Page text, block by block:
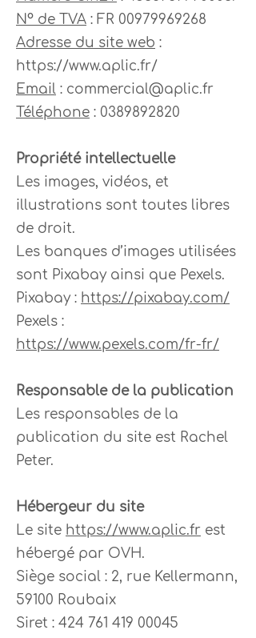
N° de TVA : FR 00979969268
Adresse du site web :
https://www.aplic.fr/
Email : commercial@aplic.fr
Téléphone : 0389892820
Propriété intellectuelle
Les images, vidéos, et
illustrations sont toutes libres
de droit.
Les banques d’images utilisées
sont Pixabay ainsi que Pexels.
Pixabay : https://pixabay.com/
Pexels :
https://www.pexels.com/fr-fr/
Responsable de la publication
Les responsables de la
publication du site est Rachel
Peter.
Hébergeur du site
Le site https://www.aplic.fr est
hébergé par OVH.
Siège social : 2, rue Kellermann,
59100 Roubaix
Siret : 424 761 419 00045